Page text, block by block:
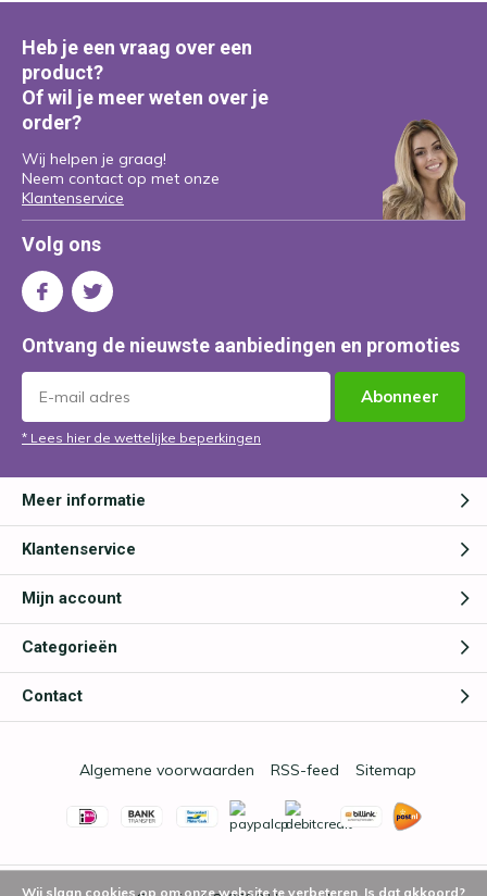
Heb je een vraag over een
product?
Of wil je meer weten over je
order?
Wij helpen je graag!
Neem contact op met onze
Klantenservice
Volg ons
Ontvang de nieuwste aanbiedingen en promoties
Abonneer
* Lees hier de wettelijke beperkingen
Meer informatie
Klantenservice
Mijn account
Categorieën
Contact
Algemene voorwaarden RSS-feed Sitemap
Wij slaan cookies op om onze website te verbeteren. Is dat akkoord?